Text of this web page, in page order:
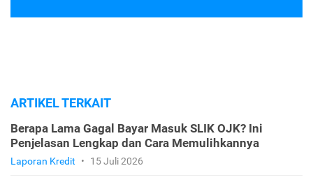
ARTIKEL TERKAIT
Berapa Lama Gagal Bayar Masuk SLIK OJK? Ini
Penjelasan Lengkap dan Cara Memulihkannya
Laporan Kredit • 15 Juli 2026